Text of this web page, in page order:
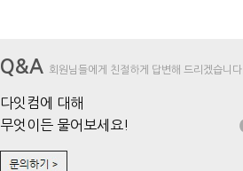
Q&A 회원님들에게 친절하게 답변해 드리겠습니다.
다잇컴에 대해
무엇이든 물어보세요!